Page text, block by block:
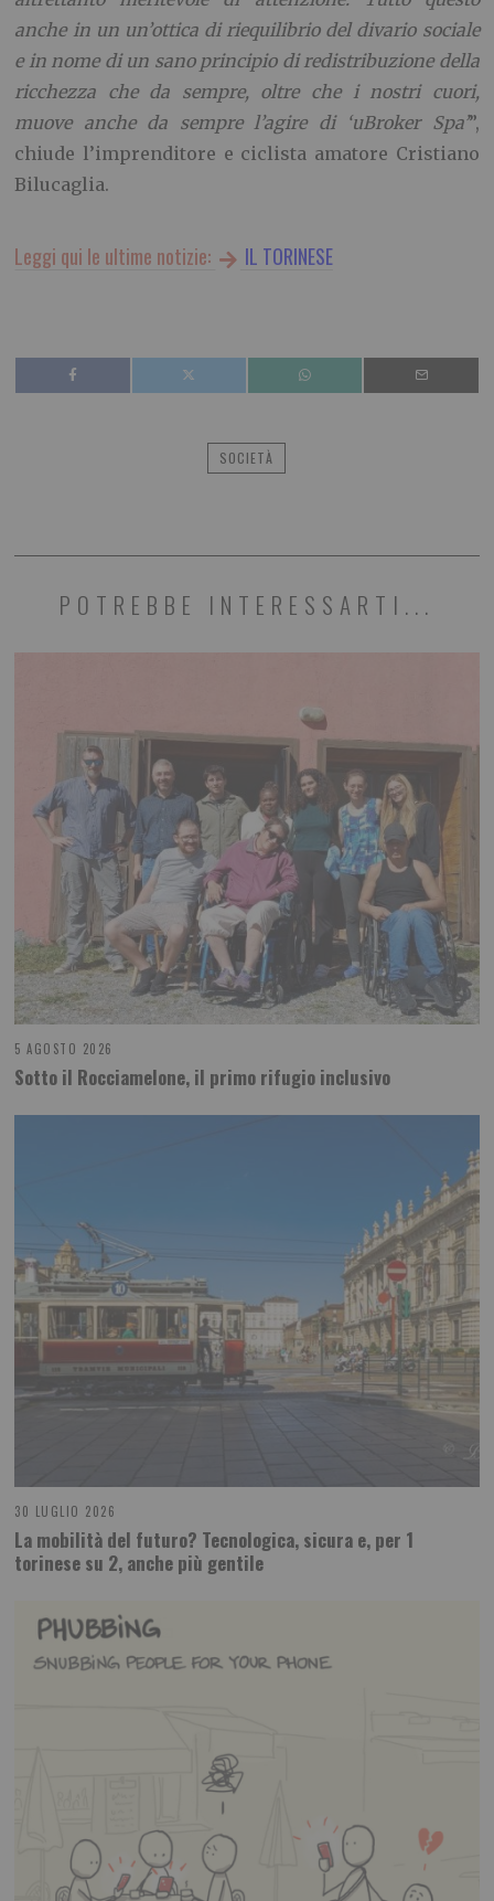
anche in un un’ottica di riequilibrio del divario sociale
e in nome di un sano principio di redistribuzione della
ricchezza che da sempre, oltre che i nostri cuori,
muove anche da sempre l’agire di ‘uBroker Spa’”,
chiude l’imprenditore e ciclista amatore Cristiano
Bilucaglia.
Leggi qui le ultime notizie: IL TORINESE
SOCIETÀ
POTREBBE INTERESSARTI...
5 AGOSTO 2026
Sotto il Rocciamelone, il primo rifugio inclusivo
30 LUGLIO 2026
La mobilità del futuro? Tecnologica, sicura e, per 1
torinese su 2, anche più gentile